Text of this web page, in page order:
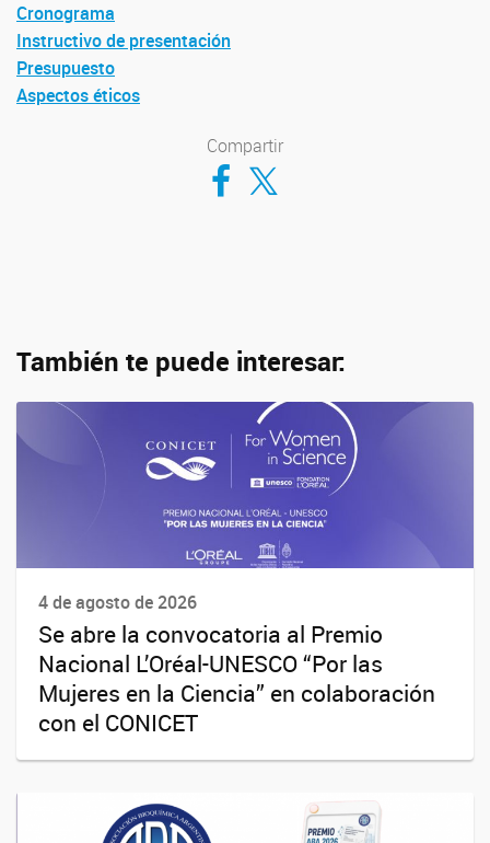
Cronograma
Instructivo de presentación
Presupuesto
Aspectos éticos
Compartir
Compartir en Facebook
Compartir en Twitter
También te puede interesar:
4 de agosto de 2026
Se abre la convocatoria al Premio
Nacional L’Oréal-UNESCO “Por las
Mujeres en la Ciencia” en colaboración
con el CONICET